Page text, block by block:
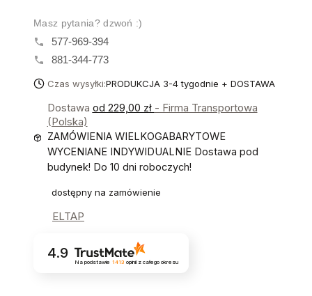
Masz pytania? dzwoń :)
577-969-394
881-344-773
Czas wysyłki:PRODUKCJA 3-4 tygodnie + DOSTAWA
Dostawa od 229,00 zł - Firma Transportowa
(Polska)
ZAMÓWIENIA WIELKOGABARYTOWE
WYCENIANE INDYWIDUALNIE Dostawa pod
budynek! Do 10 dni roboczych!
dostępny na zamówienie
ELTAP
4.9
Na podstawie 1413 opinii z całego okresu